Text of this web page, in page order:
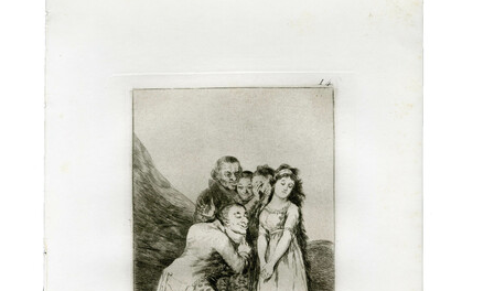
Los Caprichos de Goya
Barcelona, 1978, 6
El mundo de Goya en sus dibujos
Urbión, Madrid, 1979, 77-79
HOFMANN, W.,Goya. Das Zeitalter der Revolutionen. 1789-
, Prestel Verlag, Hamburger Kunsthalle, Munich,
Hamburgo, 1980, 79-80, n. 25
LÓPEZ VÁZQUEZ, J.M.B.,Los Caprichos de Goya y su
interpretación, Universidad, Santiago de Compostela, 1982,